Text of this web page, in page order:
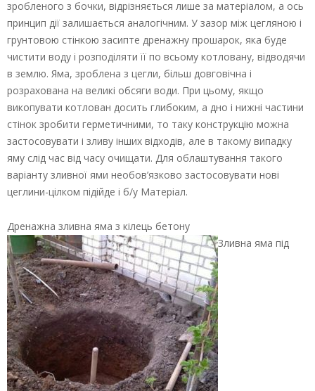
зробленого з бочки, відрізняється лише за матеріалом, а ось
принцип дії залишається аналогічним. У зазор між цегляною і
грунтовою стінкою засипте дренажну прошарок, яка буде
чистити воду і розподіляти її по всьому котловану, відводячи
в землю. Яма, зроблена з цегли, більш довговічна і
розрахована на великі обсяги води. При цьому, якщо
викопувати котлован досить глибоким, а дно і нижні частини
стінок зробити герметичними, то таку конструкцію можна
застосовувати і зливу інших відходів, але в такому випадку
яму слід час від часу очищати. Для облаштування такого
варіанту зливної ями необов’язково застосовувати нові
цеглини-цілком підійде і б/у Матеріал.
Дренажна зливна яма з кілець бетону
Зливна яма під